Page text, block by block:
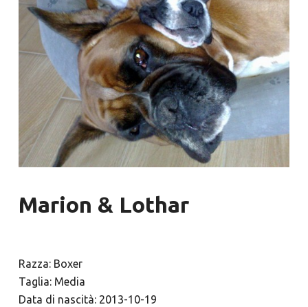
Marion & Lothar
Razza: Boxer
Taglia: Media
Data di nascità: 2013-10-19